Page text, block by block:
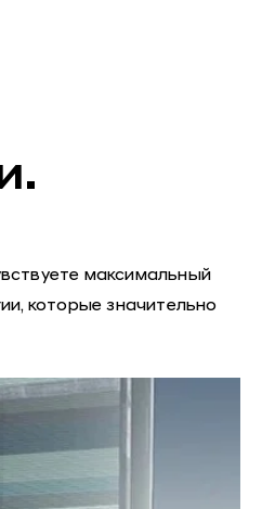
максимальный
которые значительно